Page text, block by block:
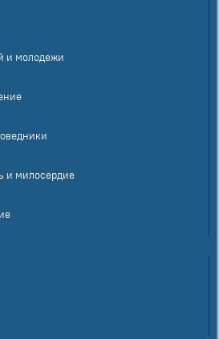
и молодежи
и милосердие